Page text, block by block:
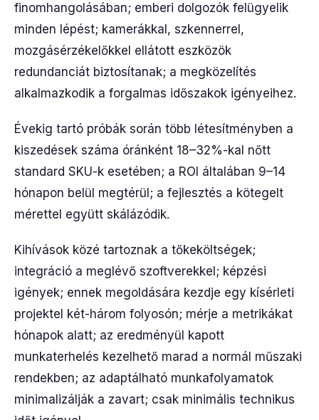
finomhangolásában; emberi dolgozók felügyelik
minden lépést; kamerákkal, szkennerrel,
mozgásérzékelőkkel ellátott eszközök
redundanciát biztosítanak; a megközelítés
alkalmazkodik a forgalmas időszakok igényeihez.
Évekig tartó próbák során több létesítményben a
kiszedések száma óránként 18–32%-kal nőtt
standard SKU-k esetében; a ROI általában 9–14
hónapon belül megtérül; a fejlesztés a kötegelt
mérettel együtt skálázódik.
Kihívások közé tartoznak a tőkeköltségek;
integráció a meglévő szoftverekkel; képzési
igények; ennek megoldására kezdje egy kísérleti
projektel két-három folyosón; mérje a metrikákat
hónapok alatt; az eredményül kapott
munkaterhelés kezelhető marad a normál műszaki
rendekben; az adaptálható munkafolyamatok
minimalizálják a zavart; csak minimális technikus